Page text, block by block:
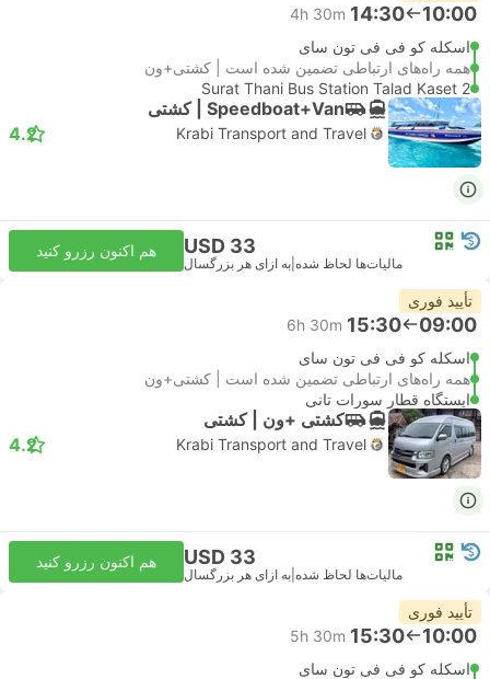
10:00
14:30
4h 30m
اسکله کو فی فی تون سای
همه راه‌های ارتباطی تضمین شده است | کشتی+ون
Surat Thani Bus Station Talad Kaset 2
Speedboat+Van | کشتی
Krabi Transport and Travel
4.2
USD 33
مالیات‌ها لحاظ شده به ازای هر بزرگسال
هم اکنون رزرو کنید
تأیید فوری
09:00
15:30
6h 30m
اسکله کو فی فی تون سای
همه راه‌های ارتباطی تضمین شده است | کشتی+ون
ایستگاه قطار سورات تانی
کشتی +‌ون | کشتی
Krabi Transport and Travel
4.2
USD 33
مالیات‌ها لحاظ شده به ازای هر بزرگسال
هم اکنون رزرو کنید
تأیید فوری
10:00
15:30
5h 30m
اسکله کو فی فی تون سای